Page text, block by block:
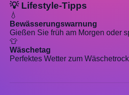
💡 Lifestyle-Tipps
💧
Bewässerungswarnung
Gießen Sie früh am Morgen oder
👕
Wäschetag
Perfektes Wetter zum